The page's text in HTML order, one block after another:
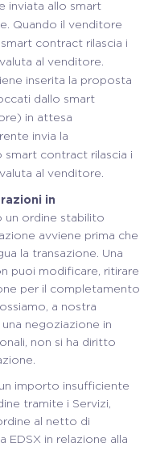
inviata allo smart
Quando il venditore
contract rilascia i
al venditore.
inserita la proposta
dallo smart
in attesa
invia la
contract rilascia i
al venditore.
in
un ordine stabilito
avviene prima che
la transazione. Una
puoi modificare, ritirare
per il completamento
a nostra
negoziazione in
non si ha diritto
importo insufficiente
tramite i Servizi,
al netto di
EDSX in relazione alla